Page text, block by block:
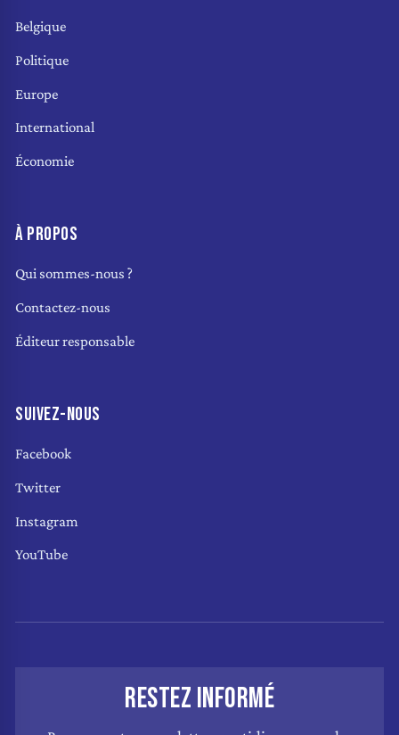
Belgique
Politique
Europe
International
Économie
À PROPOS
Qui sommes-nous ?
Contactez-nous
Éditeur responsable
SUIVEZ-NOUS
Facebook
Twitter
Instagram
YouTube
RESTEZ INFORMÉ